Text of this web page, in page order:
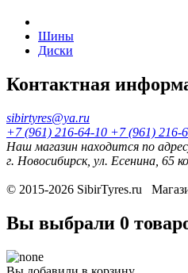
Шины
Диски
Контактная
sibirtyres@ya.ru
+7 (961) 216-64-10 +7 (961) 216-
Наш магазин находится по
г. Новосибирск, ул. Есенина, 65
© 2015-2026 SibirTyres.ru
Вы выбрали 0